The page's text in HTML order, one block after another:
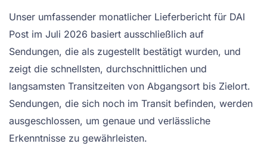
Unser umfassender monatlicher Lieferbericht für DAI
Post im Juli 2026 basiert ausschließlich auf
Sendungen, die als zugestellt bestätigt wurden, und
zeigt die schnellsten, durchschnittlichen und
langsamsten Transitzeiten von Abgangsort bis Zielort.
Sendungen, die sich noch im Transit befinden, werden
ausgeschlossen, um genaue und verlässliche
Erkenntnisse zu gewährleisten.